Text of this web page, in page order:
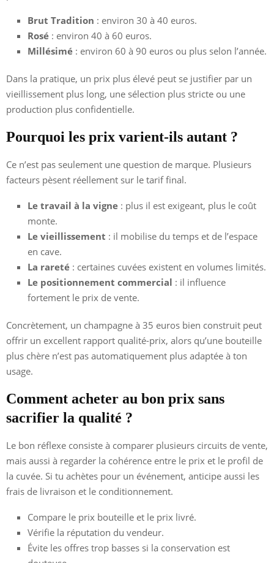
Brut Tradition : environ 30 à 40 euros.
Rosé : environ 40 à 60 euros.
Millésimé : environ 60 à 90 euros ou plus selon l’année.
Dans la pratique, un prix plus élevé peut se justifier par un
vieillissement plus long, une sélection plus stricte ou une
production plus confidentielle.
Pourquoi les prix varient-ils autant ?
Ce n’est pas seulement une question de marque. Plusieurs
facteurs pèsent réellement sur le tarif final.
Le travail à la vigne : plus il est exigeant, plus le coût
monte.
Le vieillissement : il mobilise du temps et de l’espace
en cave.
La rareté : certaines cuvées existent en volumes limités.
Le positionnement commercial : il influence
fortement le prix de vente.
Concrètement, un champagne à 35 euros bien construit peut
offrir un excellent rapport qualité-prix, alors qu’une bouteille
plus chère n’est pas automatiquement plus adaptée à ton
usage.
Comment acheter au bon prix sans
sacrifier la qualité ?
Le bon réflexe consiste à comparer plusieurs circuits de vente,
mais aussi à regarder la cohérence entre le prix et le profil de
la cuvée. Si tu achètes pour un événement, anticipe aussi les
frais de livraison et le conditionnement.
Compare le prix bouteille et le prix livré.
Vérifie la réputation du vendeur.
Évite les offres trop basses si la conservation est